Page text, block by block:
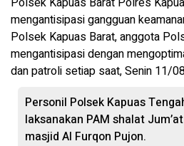
mengantisipasi gangguan
Polsek Kapuas Barat, anggota
mengantisipasi dengan
dan patroli setiap saat, Senin 11/
Personil Polsek Kapuas
laksanakan PAM shalat
masjid Al Furqon Pujon.